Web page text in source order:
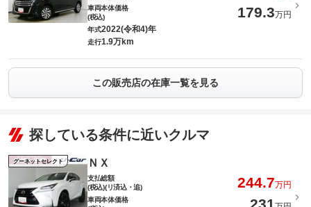
車両本体価格
(税込)
179.3万円
年式2022(令和4)年
走行1.9万km
この販売店の在庫一覧を見る
探している条件に近いクルマ
グーネットセレクト ＮＸ
支払総額
(税込)(リ済込・追)
244.7万円
車両本体価格